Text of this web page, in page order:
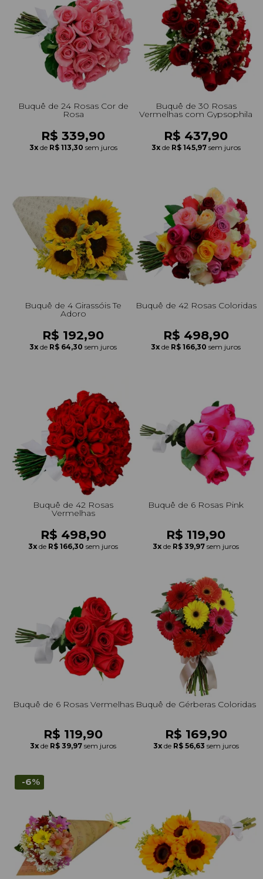
+Presentes com Flores
+Presentes por Ocasião
+Presentes para Família
+Presentes para Todos
+Tipo de Cesta
+Tipos de Buquês
+Tipos de Arranjos
+Tipos de Flores
+Por Cores
+Cidades do Sul
+Cidades do Sudeste
+Cidades do Norte
+Cidades do Nordeste
Buquê de 24 Rosas Cor de
Rosa
R$ 339,90
3x de R$ 113,30 sem juros
Buquê de 30 Rosas
Vermelhas com Gypsophila
R$ 437,90
3x de R$ 145,97 sem juros
Buquê de 4 Girassóis Te
Adoro
R$ 192,90
3x de R$ 64,30 sem juros
Buquê de 42 Rosas Coloridas
R$ 498,90
3x de R$ 166,30 sem juros
Buquê de 42 Rosas
Vermelhas
R$ 498,90
3x de R$ 166,30 sem juros
Buquê de 6 Rosas Pink
R$ 119,90
3x de R$ 39,97 sem juros
Buquê de 6 Rosas Vermelhas
R$ 119,90
3x de R$ 39,97 sem juros
Buquê de Gérberas Coloridas
R$ 169,90
3x de R$ 56,63 sem juros
-6%